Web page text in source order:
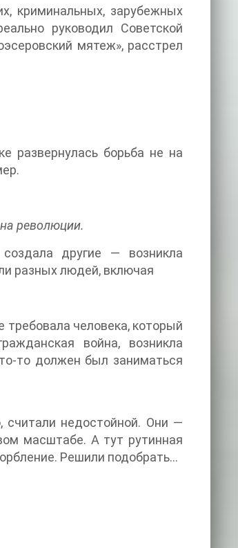
криминальных, зарубежных
руководил Советской
мятеж», расстрел
развернулась борьба не на
революции.
другие — возникла
разных людей, включая
требовала человека, который
война, возникла
то должен был заниматься
считали недостойной. Они —
масштабе. А тут рутинная
Решили подобрать…